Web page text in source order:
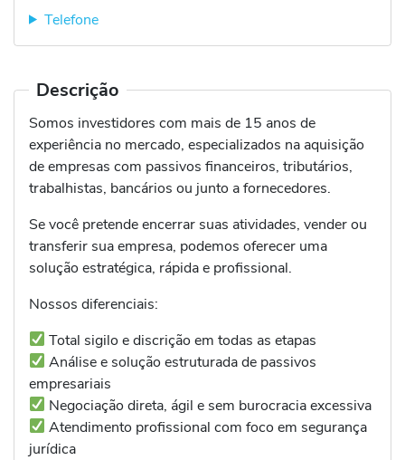
Telefone
Descrição
Somos investidores com mais de 15 anos de
experiência no mercado, especializados na aquisição
de empresas com passivos financeiros, tributários,
trabalhistas, bancários ou junto a fornecedores.
Se você pretende encerrar suas atividades, vender ou
transferir sua empresa, podemos oferecer uma
solução estratégica, rápida e profissional.
Nossos diferenciais:
Total sigilo e discrição em todas as etapas
Análise e solução estruturada de passivos
empresariais
Negociação direta, ágil e sem burocracia excessiva
Atendimento profissional com foco em segurança
jurídica